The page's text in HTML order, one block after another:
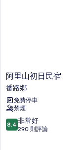
阿
里
山
初
日
民
宿
阿里山初日民宿
番路鄉
免費停車
禁煙
8.4
分，
8.4 非常好
290 則評論